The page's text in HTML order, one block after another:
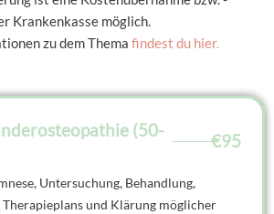
Krankenkasse möglich.
zu dem Thema findest du hier.
(50-
€95
Untersuchung, Behandlung,
und Klärung möglicher